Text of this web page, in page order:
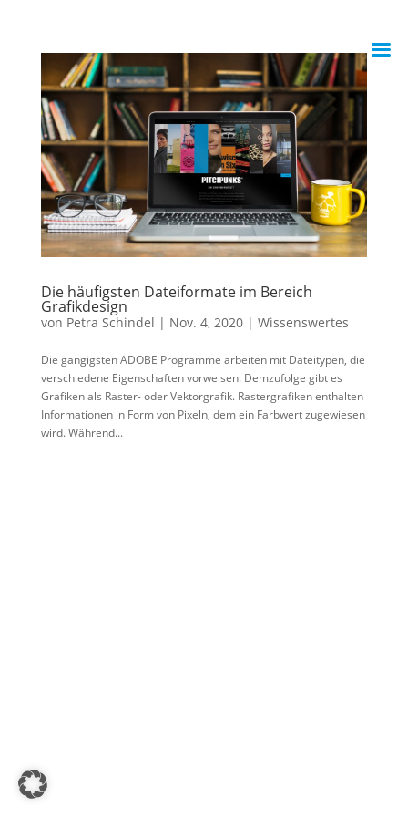
Die häufigsten Dateiformate im Bereich
Grafikdesign
von Petra Schindel | Nov. 4, 2020| Wissenswertes
Die gängigsten ADOBE Programme arbeiten mit Dateitypen, die
verschiedene Eigenschaften vorweisen. Demzufolge gibt es
Grafiken als Raster- oder Vektorgrafik. Rastergrafiken enthalten
Informationen in Form von Pixeln, dem ein Farbwert zugewiesen
wird. Während...